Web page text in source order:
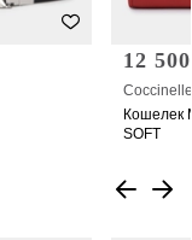
12
Coccinelle
Кошелек
SOFT